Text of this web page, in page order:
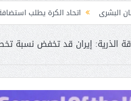
الكرة يطلب استضافة أمم إفريقيا تحت 23 عامًا المؤهلة لأولمبياد
الذرية: إيران قد تخفض نسبة